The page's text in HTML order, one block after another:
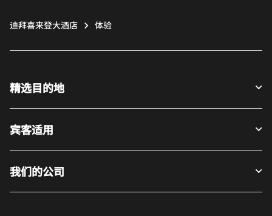
迪拜喜来登大酒店 体验
精选目的地
宾客适用
我们的公司